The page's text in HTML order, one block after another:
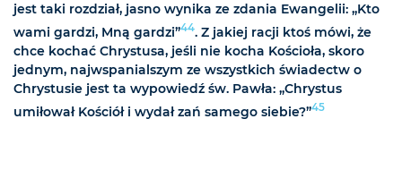
jest taki rozdział, jasno wynika ze zdania Ewangelii: „Kto
wami gardzi, Mną gardzi”44. Z jakiej racji ktoś mówi, że
chce kochać Chrystusa, jeśli nie kocha Kościoła, skoro
jednym, najwspanialszym ze wszystkich świadectw o
Chrystusie jest ta wypowiedź św. Pawła: „Chrystus
umiłował Kościół i wydał zań samego siebie?”45